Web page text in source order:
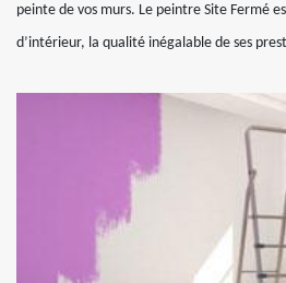
peinte de vos murs. Le peintre Site Fermé
d’intérieur, la qualité inégalable de ses